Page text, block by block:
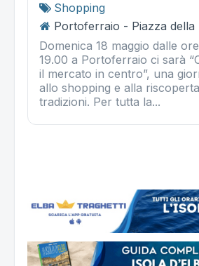
Shopping
Portoferraio - Piazza della
Domenica 18 maggio dalle
19.00 a Portoferraio ci sarà
il mercato in centro”, una
allo shopping e alla
tradizioni. Per tutta la...